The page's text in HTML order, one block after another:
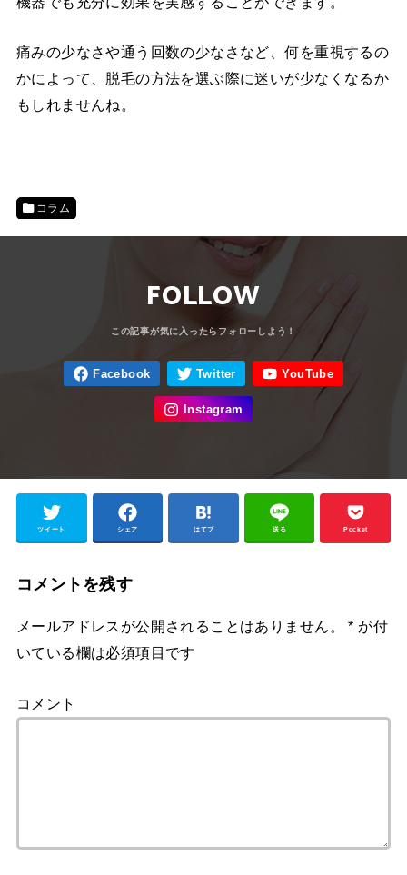
痛みの少なさや通う回数の少なさなど、何を重視するの
かによって、脱毛の方法を選ぶ際に迷いが少なくなるか
もしれませんね。
コラム
FOLLOW
ツイート シェア はてブ 送る Pocket
コメントを残す
メールアドレスが公開されることはありません。 * が付
いている欄は必須項目です
コメント